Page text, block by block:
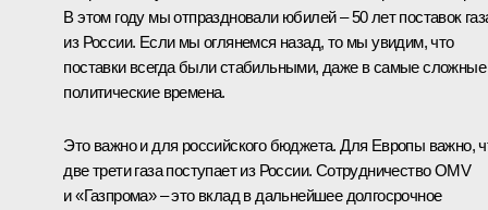
В этом году мы отпраздновали юбилей – 50 лет поставок
из России. Если мы оглянемся назад, то мы увидим, что
поставки всегда были стабильными, даже в самые сложные
политические времена.
Это важно и для российского бюджета. Для Европы важно,
две трети газа поступает из России. Сотрудничество OMV
и «Газпрома» – это вклад в дальнейшее долгосрочное